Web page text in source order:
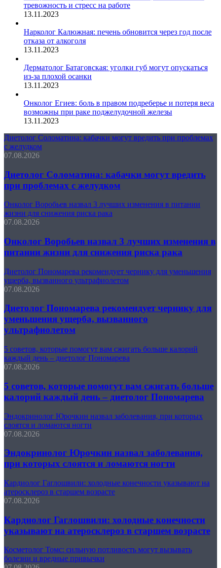
тревожность и стресс на работе
13.11.2023
Нарколог Калюжная: печень обновится через год после
отказа от алкоголя
13.11.2023
Дерматолог Батаговская: уголки губ могут опускаться
из-за плохой осанки
13.11.2023
Онколог Егиев: боль в правом подреберье и потеря веса
возможны при раке поджелудочной железы
13.11.2023
Диетолог Соломатина: кабачки могут вредить при проблемах
с желудком
07.08.2026
Диетолог Соломатина: кабачки могут вредить
при проблемах с желудком
Онколог Воробьев назвал 3 лучших изменения в питании
жизни для снижения риска рака
07.08.2026
Онколог Воробьев назвал 3 лучших изменения в
питании жизни для снижения риска рака
Диетолог Пономарева рекомендует чернику для уменьшения
ущерба, вызванного ультрафиолетом
07.08.2026
Диетолог Пономарева рекомендует чернику для
уменьшения ущерба, вызванного
ультрафиолетом
5 советов, которые помогут вам сжигать больше калорий
каждый день – диетолог Пономарева
07.08.2026
5 советов, которые помогут вам сжигать больше
калорий каждый день – диетолог Пономарева
Эндокринолог Юрочкин назвал заболевания, при которых
слоятся и ломаются ногти
07.08.2026
Эндокринолог Юрочкин назвал заболевания,
при которых слоятся и ломаются ногти
Кардиолог Гаглошвили: холодные конечности указывают на
атеросклероз в старшем возрасте
07.08.2026
Кардиолог Гаглошвили: холодные конечности
указывают на атеросклероз в старшем возрасте
Косметолог Томс: сильную потливость могут вызывать
болезни и вредные привычки